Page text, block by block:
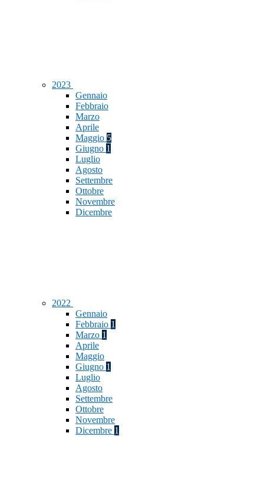
2023
Gennaio
Febbraio
Marzo
Aprile
Maggio 5
Giugno 1
Luglio
Agosto
Settembre
Ottobre
Novembre
Dicembre
2022
Gennaio
Febbraio 1
Marzo 1
Aprile
Maggio
Giugno 1
Luglio
Agosto
Settembre
Ottobre
Novembre
Dicembre 1